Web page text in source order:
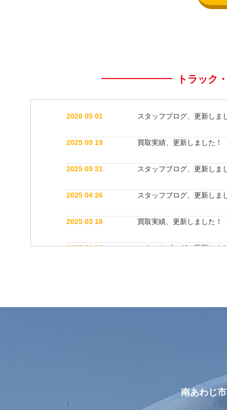
トラック
2026 05 01 スタッフブログ、更新しま
2025 09 19 買取実績、更新しました！
2025 05 31 スタッフブログ、更新しま
2025 04 26 スタッフブログ、更新しま
2025 03 18 買取実績、更新しました！
2025 03 12 スタッフブログ、更新しま
南あわじ